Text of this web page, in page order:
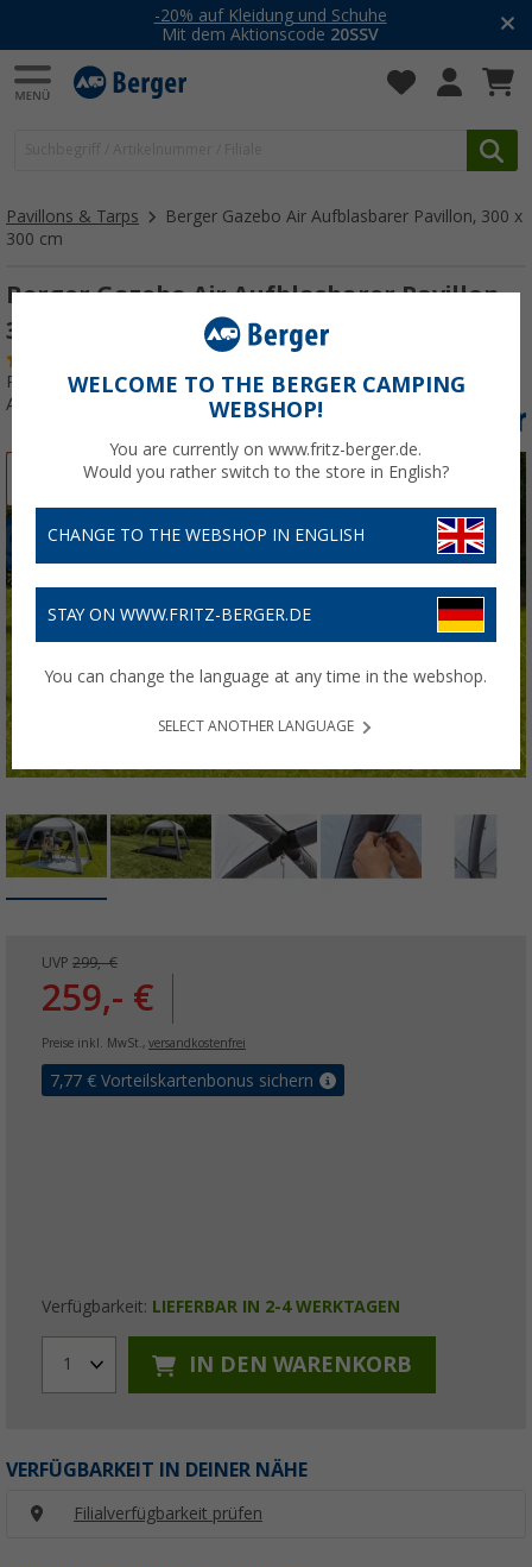
-20% auf Kleidung und Schuhe
Mit dem Aktionscode 20SSV
Pavillons & Tarps
Berger Gazebo Air Aufblasbarer Pavillon, 300 x
300 cm
Berger Gazebo Air Aufblasbarer Pavillon,
300 x 300 cm
Produkttester:Sehr gut
Art.-Nr.: 304190
UVP 299,- €
259,- €
Preise inkl. MwSt., versandkostenfrei
7,77 € Vorteilskartenbonus sichern
Verfügbarkeit: LIEFERBAR IN 2-4 WERKTAGEN
1 IN DEN WARENKORB
VERFÜGBARKEIT IN DEINER NÄHE
Filialverfügbarkeit prüfen
WELCOME TO THE BERGER CAMPING
WEBSHOP!
You are currently on www.fritz-berger.de.
Would you rather switch to the store in English?
CHANGE TO THE WEBSHOP IN ENGLISH
STAY ON WWW.FRITZ-BERGER.DE
You can change the language at any time in the webshop.
SELECT ANOTHER LANGUAGE